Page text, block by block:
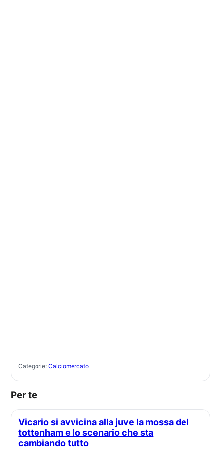
Categorie:Calciomercato
Per te
Vicario si avvicina alla juve la mossa del
tottenham e lo scenario che sta
cambiando tutto